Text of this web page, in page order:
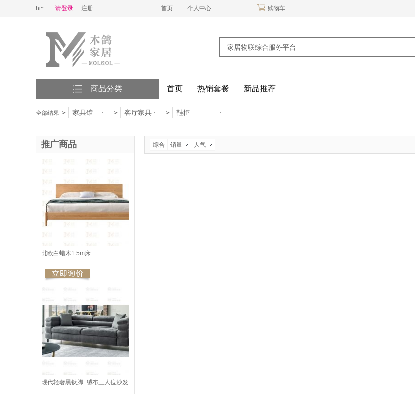
hi~ 请登录 注册 首页 个人中心 购物车
商品分类 首页 热销套餐 新品推荐
全部结果 > > >
推广商品
北欧白蜡木1.5m床
现代轻奢黑钛脚+绒布三人位沙发
综合 销量 人气